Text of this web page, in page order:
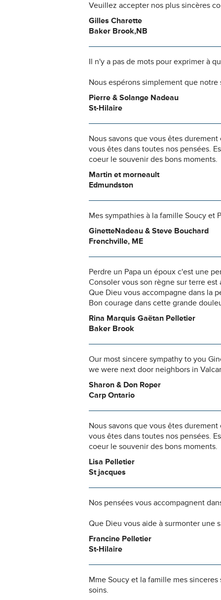
Veuillez accepter nos plus sincères
Gilles Charette
Baker Brook,NB
Il n'y a pas de mots pour exprimer à
Nous espérons simplement que
Pierre & Solange Nadeau
St-Hilaire
Nous savons que vous êtes
vous êtes dans toutes nos pensées.
coeur le souvenir des bons moments.
Martin et morneault
Edmundston
Mes sympathies à la famille Soucy et
GinetteNadeau & Steve Bouchard
Frenchville, ME
Perdre un Papa un époux c'est une
Consoler vous son règne sur terre
Que Dieu vous accompagne dans la
Bon courage dans cette grande
Rina Marquis Gaëtan Pelletier
Baker Brook
Our most sincere sympathy to you
we were next door neighbors in
Sharon & Don Roper
Carp Ontario
Nous savons que vous êtes
vous êtes dans toutes nos pensées.
coeur le souvenir des bons moments.
Lisa Pelletier
St jacques
Nos pensées vous accompagnent
Que Dieu vous aide à surmonter une
Francine Pelletier
St-Hilaire
Mme Soucy et la famille mes
soins.